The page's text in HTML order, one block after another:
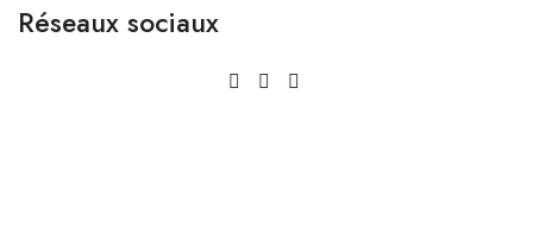
Réseaux sociaux